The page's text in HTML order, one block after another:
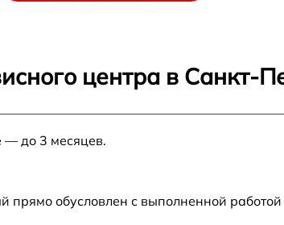
от 60 мин
центра в Санкт-
— до 3 месяцев.
прямо обусловлен с выполненной